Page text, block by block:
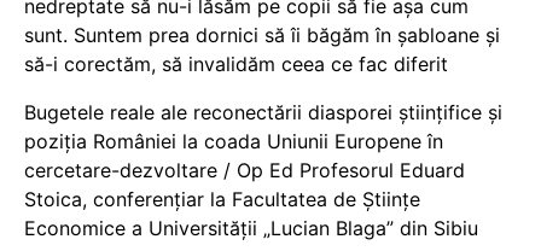
nedreptate să nu-i lăsăm pe copii să fie așa cum
sunt. Suntem prea dornici să îi băgăm în șabloane și
să-i corectăm, să invalidăm ceea ce fac diferit
Bugetele reale ale reconectării diasporei științifice și
poziția României la coada Uniunii Europene în
cercetare-dezvoltare / Op Ed Profesorul Eduard
Stoica, conferențiar la Facultatea de Științe
Economice a Universității „Lucian Blaga” din Sibiu